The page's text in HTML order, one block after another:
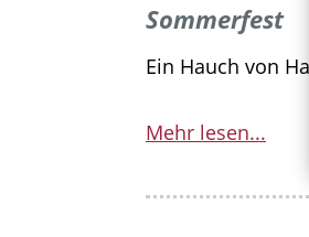
Sommerfest
Ein Hauch von
Mehr lesen...